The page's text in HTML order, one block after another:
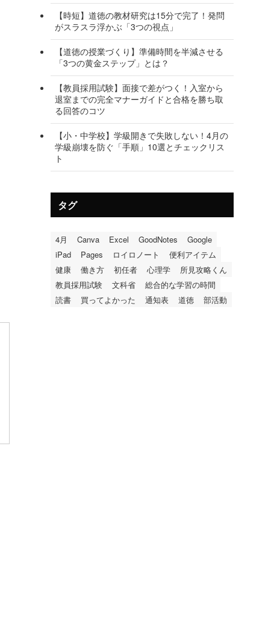
【時短】道徳の教材研究は15分で完了！発問
がスラスラ浮かぶ「3つの視点」
【道徳の授業づくり】準備時間を半減させる
「3つの黄金ステップ」とは？
【教員採用試験】面接で差がつく！入室から
退室までの完全マナーガイドと合格を勝ち取
る回答のコツ
【小・中学校】学級開きで失敗しない！4月の
学級崩壊を防ぐ「手順」10選とチェックリス
ト
タグ
4月 Canva Excel GoodNotes
Google
iPad
Pages ロイロノート
便利アイテム
健康
働き方 初任者 心理学
所見攻略くん
教員採用試験
文科省
総合的な学習の時間
読書
買ってよかった 通知表 道徳 部活動